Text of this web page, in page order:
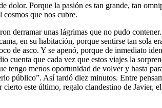
Porque la pasión es tan grande, tan
cosmos que nos cubre.
derramar unas lágrimas que no pudo
en su habitación, porque sentirse tan sola
de asco. Y se apenó, porque de inmediato
cuenta que cada vez que estos viajes la
tengo menos oportunidad de volver y hasta
público”. Así tardó diez minutos. Entre
cierto este último, regalo clandestino de Javier,